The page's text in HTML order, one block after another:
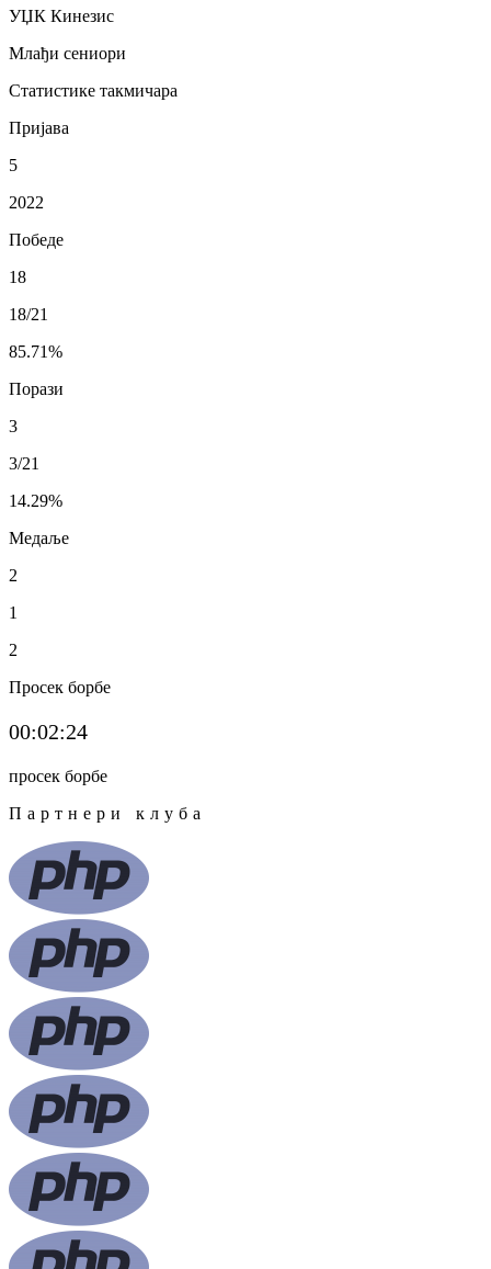
УЏК Кинезис
Млађи сениори
Статистике такмичара
Пријава
5
2022
Победе
18
18/21
85.71%
Порази
3
3/21
14.29%
Медаље
2
1
2
Просек борбе
00:02:24
просек борбе
Партнери клуба